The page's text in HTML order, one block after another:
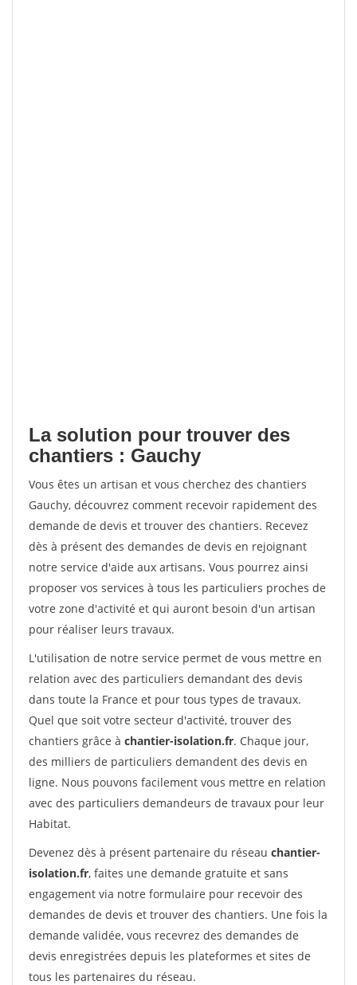
La solution pour trouver des
chantiers : Gauchy
Vous êtes un artisan et vous cherchez des chantiers
Gauchy, découvrez comment recevoir rapidement des
demande de devis et trouver des chantiers. Recevez
dès à présent des demandes de devis en rejoignant
notre service d'aide aux artisans. Vous pourrez ainsi
proposer vos services à tous les particuliers proches de
votre zone d'activité et qui auront besoin d'un artisan
pour réaliser leurs travaux.
L'utilisation de notre service permet de vous mettre en
relation avec des particuliers demandant des devis
dans toute la France et pour tous types de travaux.
Quel que soit votre secteur d'activité, trouver des
chantiers grâce à chantier-isolation.fr. Chaque jour,
des milliers de particuliers demandent des devis en
ligne. Nous pouvons facilement vous mettre en relation
avec des particuliers demandeurs de travaux pour leur
Habitat.
Devenez dès à présent partenaire du réseau chantier-
isolation.fr, faites une demande gratuite et sans
engagement via notre formulaire pour recevoir des
demandes de devis et trouver des chantiers. Une fois la
demande validée, vous recevrez des demandes de
devis enregistrées depuis les plateformes et sites de
tous les partenaires du réseau.